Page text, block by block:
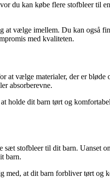
kan købe flere stofbleer til
vælge imellem. Du kan også
med kvaliteten.
vælge materialer, der er bløde
absorberevne.
holde dit barn tørt og
stofbleer til dit barn.
barn.
med, at dit barn forbliver tørt